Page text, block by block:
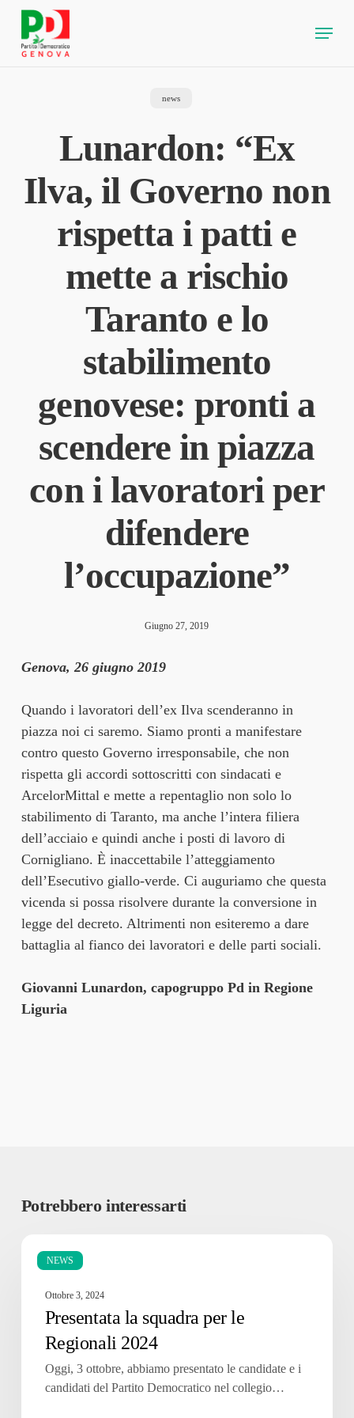
Skip
main
Menu
news
Lunardon: “Ex
Ilva, il Governo non
rispetta i patti e
mette a rischio
Taranto e lo
stabilimento
genovese: pronti a
scendere in piazza
con i lavoratori per
difendere
l’occupazione”
Giugno 27, 2019
Genova, 26 giugno 2019
Quando i lavoratori dell’ex Ilva scenderanno in
piazza noi ci saremo. Siamo pronti a manifestare
contro questo Governo irresponsabile, che non
rispetta gli accordi sottoscritti con sindacati e
ArcelorMittal e mette a repentaglio non solo lo
stabilimento di Taranto, ma anche l’intera filiera
dell’acciaio e quindi anche i posti di lavoro di
Cornigliano. È inaccettabile l’atteggiamento
dell’Esecutivo giallo-verde. Ci auguriamo che questa
vicenda si possa risolvere durante la conversione in
legge del decreto. Altrimenti non esiteremo a dare
battaglia al fianco dei lavoratori e delle parti sociali.
Giovanni Lunardon, capogruppo Pd in Regione
Liguria
Potrebbero interessarti
NEWS
Regionali
Ottobre 3, 2024
Presentata la squadra per le
Regionali 2024
Oggi, 3 ottobre, abbiamo presentato le candidate e i
candidati del Partito Democratico nel collegio…